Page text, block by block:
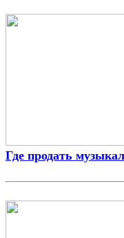
Где продать